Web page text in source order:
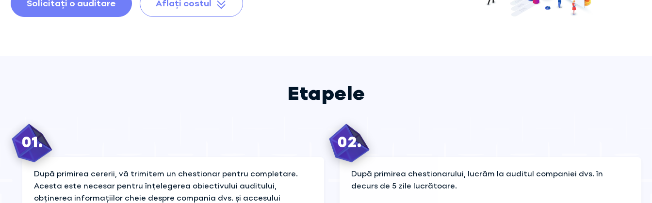
departamentului
Solicitați o auditare Aflați costul
Etapele
01.
După primirea cererii, vă trimitem un chestionar pentru completare.
Acesta este necesar pentru înțelegerea obiectivului auditului,
obținerea informațiilor cheie despre compania dvs. și accesului
02.
După primirea chestionarului, lucrăm la auditul companiei dvs. în
decurs de 5 zile lucrătoare.